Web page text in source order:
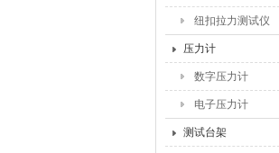
纽扣拉力测试仪
压力计
数字压力计
电子压力计
测试台架